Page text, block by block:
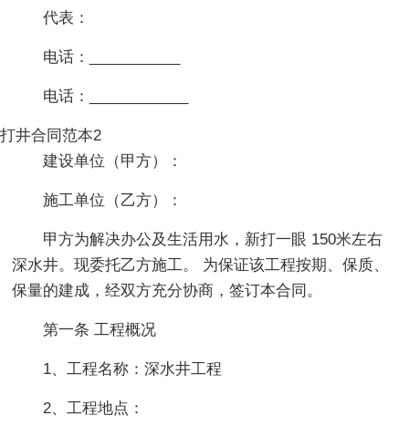
代表：
电话：___________
电话：____________
打井合同范本2
建设单位（甲方）：
施工单位（乙方）：
甲方为解决办公及生活用水，新打一眼 150米左右
深水井。现委托乙方施工。 为保证该工程按期、保质、
保量的建成，经双方充分协商，签订本合同。
第一条 工程概况
1、工程名称：深水井工程
2、工程地点：